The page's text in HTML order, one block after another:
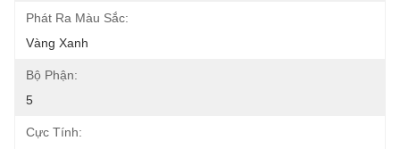
Phát Ra Màu Sắc:
Vàng Xanh
Bộ Phận:
5
Cực Tính: